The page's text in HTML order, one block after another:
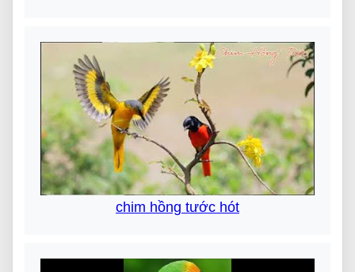
chim hồng tước hót